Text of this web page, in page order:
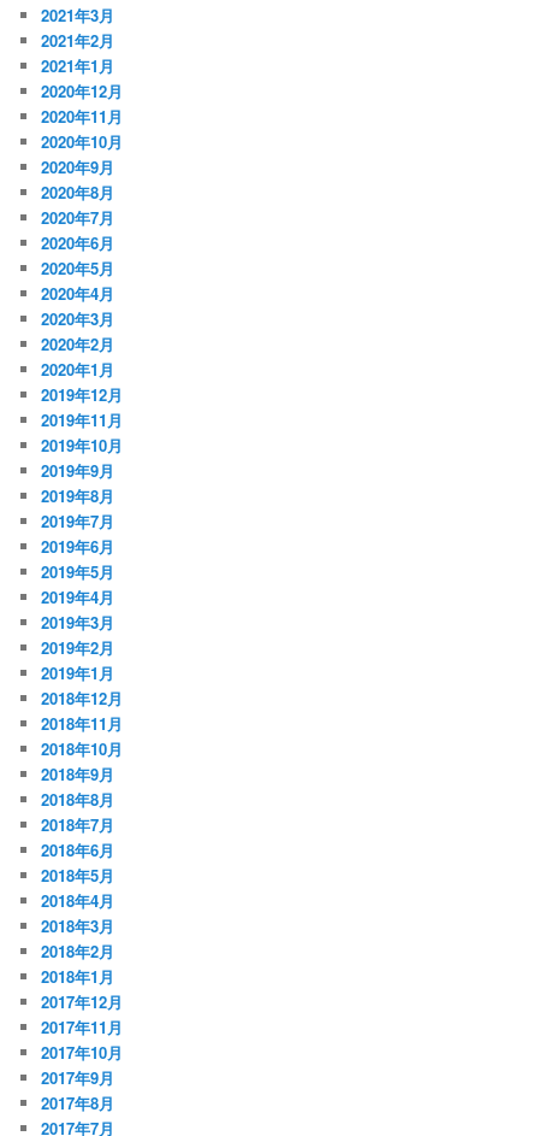
2021年3月
2021年2月
2021年1月
2020年12月
2020年11月
2020年10月
2020年9月
2020年8月
2020年7月
2020年6月
2020年5月
2020年4月
2020年3月
2020年2月
2020年1月
2019年12月
2019年11月
2019年10月
2019年9月
2019年8月
2019年7月
2019年6月
2019年5月
2019年4月
2019年3月
2019年2月
2019年1月
2018年12月
2018年11月
2018年10月
2018年9月
2018年8月
2018年7月
2018年6月
2018年5月
2018年4月
2018年3月
2018年2月
2018年1月
2017年12月
2017年11月
2017年10月
2017年9月
2017年8月
2017年7月